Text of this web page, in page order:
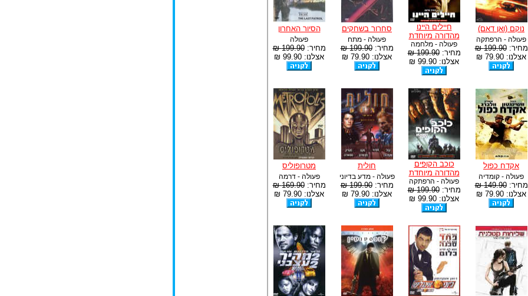
נוקם (ואן דאם)
פעולה - הרפתקה
מחיר:199.90 ₪
אצלנו: 79.90 ₪
חיילים היינו
מהדורה מיוחדת
פעולה - מלחמה
מחיר:199.90 ₪
אצלנו: 99.90 ₪
סחרור בשחקים
פעולה - מתח
מחיר:199.90 ₪
אצלנו: 79.90 ₪
הסיור האחרון
פעולה
מחיר:199.90 ₪
אצלנו: 99.90 ₪
אקדח כפול
פעולה - קומדיה
מחיר:149.90 ₪
אצלנו: 79.90 ₪
כוכב הקופים
מהדורה מיוחדת
פעולה - הרפתקה
מחיר:199.90 ₪
אצלנו: 99.90 ₪
חולית
פעולה - מדע בדיוני
מחיר:199.90 ₪
אצלנו: 79.90 ₪
מטרופוליס
פעולה - דרמה
מחיר:169.90 ₪
אצלנו: 79.90 ₪